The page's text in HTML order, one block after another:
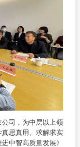
司，为中层以上领
思真用、求解求实
中智高质量发展》